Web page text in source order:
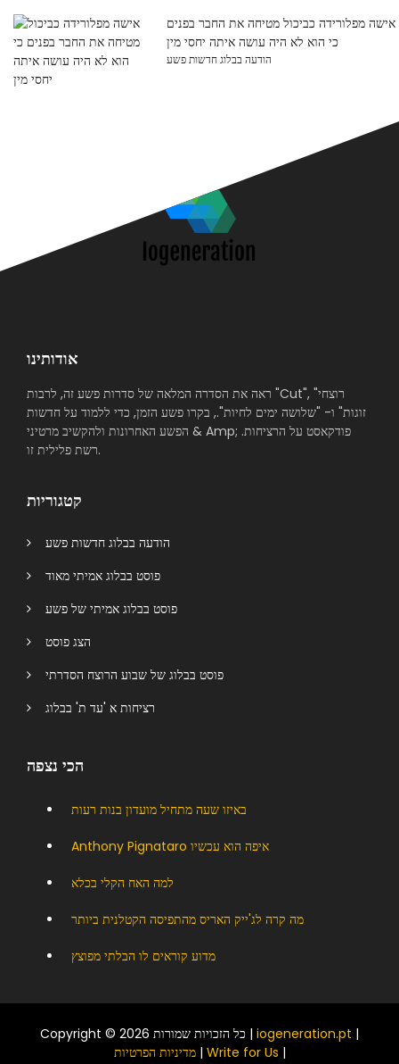
אישה מפלורידה כביכול מטיחה את החבר בפנים
כי הוא לא היה עושה איתה יחסי מין
הודעה בבלוג חדשות פשע
אודותינו
ראה את הסדרה המלאה של סדרות פשע זה, לרבות "Cut", "רוצחי
זוגות" ו- "שלושה ימים לחיות"., בקרו פשע הזמן, כדי ללמוד על חדשות
הפשע האחרונות ולהקשיב מרטיני & Amp; פודקאסט על הרציחות.
רשת פלילית זו.
קטגוריות
הודעה בבלוג חדשות פשע
פוסט בבלוג אמיתי מאוד
פוסט בבלוג אמיתי של פשע
הצג פוסט
פוסט בבלוג של שבוע הרוצח הסדרתי
רציחות א 'עד ת' בבלוג
הכי נצפה
באיזו שעה מתחיל מועדון בנות רעות
Anthony Pignataro איפה הוא עכשיו
למה האח הקלי בכלא
מה קרה לג'ייק האריס מהתפיסה הקטלנית ביותר
מדוע קוראים לו הבלתי מפוצץ
Copyright © 2026 כל הזכויות שמורות | iogeneration.pt |
מדיניות הפרטיות| Write for Us |